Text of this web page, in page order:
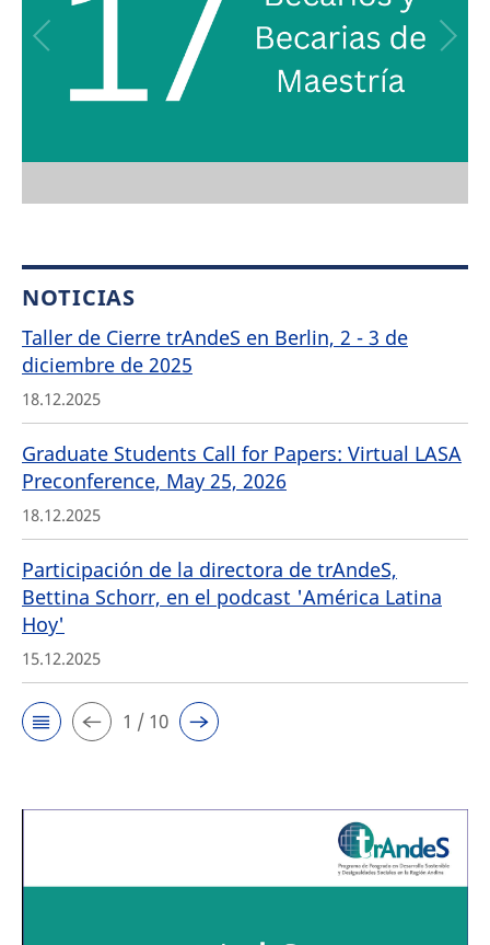
NOTICIAS
Taller de Cierre trAndeS en Berlin, 2 - 3 de
diciembre de 2025
18.12.2025
Graduate Students Call for Papers: Virtual LASA
Preconference, May 25, 2026
18.12.2025
Participación de la directora de trAndeS,
Bettina Schorr, en el podcast 'América Latina
Hoy'
15.12.2025
1 / 10